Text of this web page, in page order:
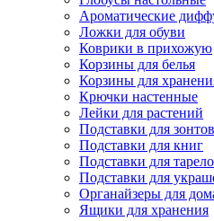
Ароматические
Ложки для обуви
Коврики в прихожую
Корзины для белья
Корзины для
Крючки настенные
Лейки для растений
Подставки для зонтов
Подставки для книг
Подставки для
Подставки для
Органайзеры для
Ящики для хранения